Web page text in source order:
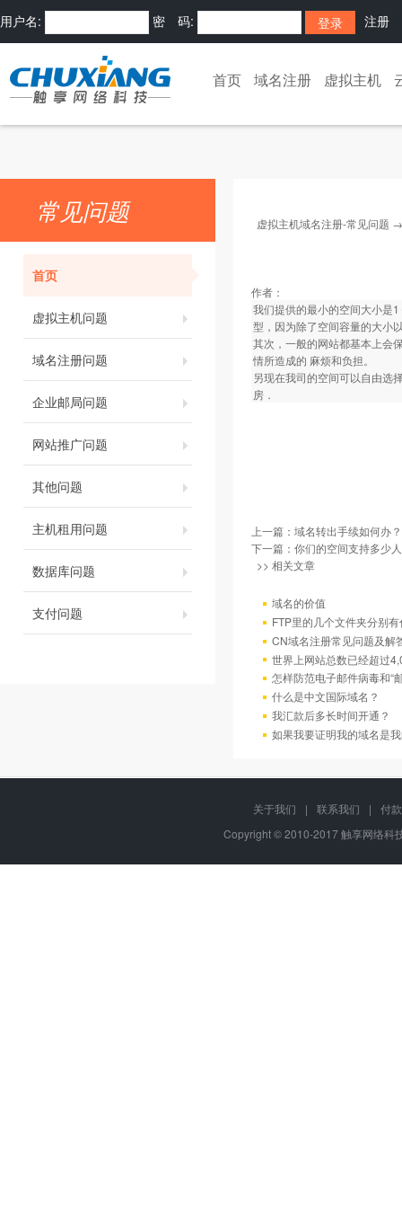
用户名: 密 码: 注册
首页 域名注册 虚拟主机
常见问题
首页
虚拟主机问题
域名注册问题
企业邮局问题
网站推广问题
其他问题
主机租用问题
数据库问题
支付问题
虚拟主机域名注册-常见问题
作者：
我们提供的最小的空间大小是
型，因为除了空间容量的大小
其次，一般的网站都基本上会
情所造成的 麻烦和负担。
另现在我司的空间可以自由选
房．
上一篇： 域名转出手续如何办？
下一篇： 你们的空间支持多少
>> 相关文章
域名的价值
FTP里的几个文件夹分别
CN域名注册常见问题及解
世界上网站总数已经超过
怎样防范电子邮件病毒和“
什么是中文国际域名？
我汇款后多长时间开通？
如果我要证明我的域名是
关于我们 | 联系我们 |
付
Copyright © 2010-2017 触享网络